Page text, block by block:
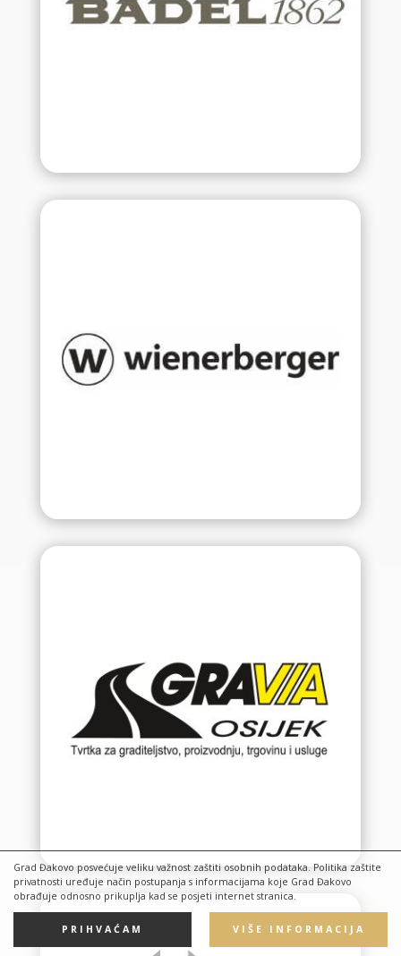
Grad Đakovo posvećuje veliku važnost zaštiti osobnih podataka. Politika zaštite
privatnosti uređuje način postupanja s informacijama koje Grad Đakovo
obrađuje odnosno prikuplja kad se posjeti internet stranica.
PRIHVAĆAM VIŠE INFORMACIJA